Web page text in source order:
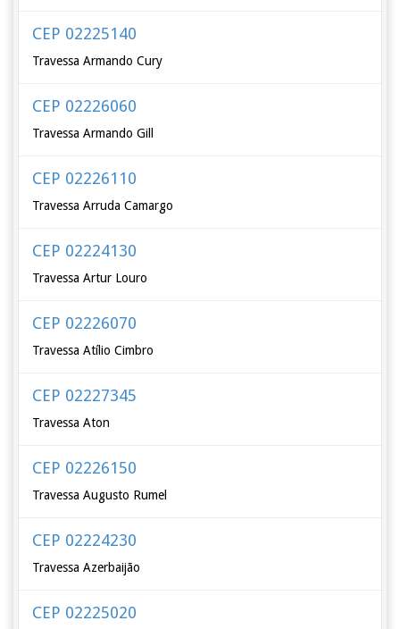
CEP 02225140
Travessa Armando Cury
CEP 02226060
Travessa Armando Gill
CEP 02226110
Travessa Arruda Camargo
CEP 02224130
Travessa Artur Louro
CEP 02226070
Travessa Atílio Cimbro
CEP 02227345
Travessa Aton
CEP 02226150
Travessa Augusto Rumel
CEP 02224230
Travessa Azerbaijão
CEP 02225020